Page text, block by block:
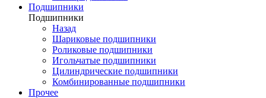
Подшипники
Подшипники
Назад
Шариковые подшипники
Роликовые подшипники
Игольчатые подшипники
Цилиндрические подшипники
Комбинированные подшипники
Прочее